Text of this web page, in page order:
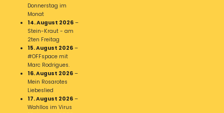
Donnerstag im
Monat
14. August 2026 –
Stein-Kraut - am
2ten Freitag
15. August 2026 –
#OFFspace mit
Marc Rodrigues.
16. August 2026 –
Mein Rosarotes
Liebeslied
17. August 2026 –
Wahllos im Virus